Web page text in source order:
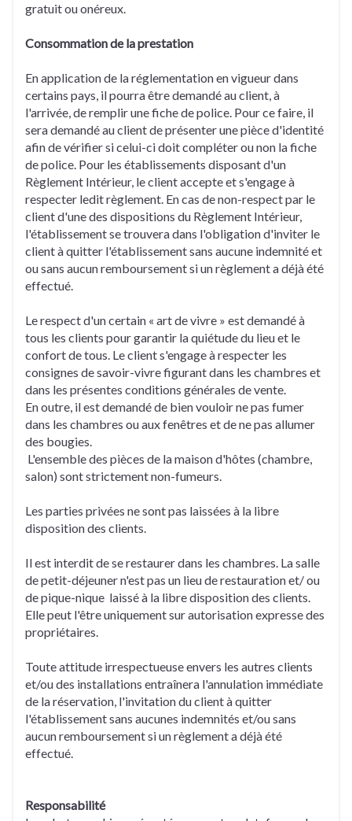
gratuit ou onéreux.
Consommation de la prestation
En application de la réglementation en vigueur dans
certains pays, il pourra être demandé au client, à
l'arrivée, de remplir une fiche de police. Pour ce faire, il
sera demandé au client de présenter une pièce d'identité
afin de vérifier si celui-ci doit compléter ou non la fiche
de police. Pour les établissements disposant d'un
Règlement Intérieur, le client accepte et s'engage à
respecter ledit règlement. En cas de non-respect par le
client d'une des dispositions du Règlement Intérieur,
l'établissement se trouvera dans l'obligation d'inviter le
client à quitter l'établissement sans aucune indemnité et
ou sans aucun remboursement si un règlement a déjà été
effectué.
Le respect d'un certain « art de vivre » est demandé à
tous les clients pour garantir la quiétude du lieu et le
confort de tous. Le client s'engage à respecter les
consignes de savoir-vivre figurant dans les chambres et
dans les présentes conditions générales de vente.
En outre, il est demandé de bien vouloir ne pas fumer
dans les chambres ou aux fenêtres et de ne pas allumer
des bougies.
L'ensemble des pièces de la maison d'hôtes (chambre,
salon) sont strictement non-fumeurs.
Les parties privées ne sont pas laissées à la libre
disposition des clients.
Il est interdit de se restaurer dans les chambres. La salle
de petit-déjeuner n'est pas un lieu de restauration et/ ou
de pique-nique laissé à la libre disposition des clients.
Elle peut l'être uniquement sur autorisation expresse des
propriétaires.
Toute attitude irrespectueuse envers les autres clients
et/ou des installations entraînera l'annulation immédiate
de la réservation, l'invitation du client à quitter
l'établissement sans aucunes indemnités et/ou sans
aucun remboursement si un règlement a déjà été
effectué.
Responsabilité